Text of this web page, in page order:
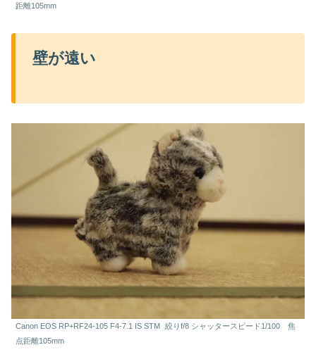
距離105mm
壁が遠い
Canon EOS RP+RF24-105 F4-7.1 IS STM 絞りf/8 シャッタースピード1/100 焦
点距離105mm